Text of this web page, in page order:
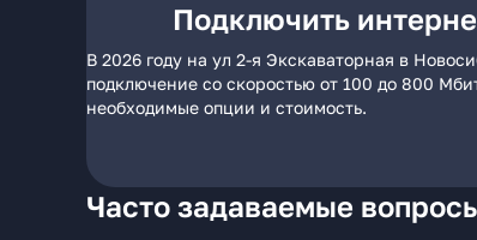
Подключить
В 2026 году на ул 2-я Экскаваторная в
подключение со скоростью от 100 до 800
необходимые опции и стоимость.
Часто задаваемые